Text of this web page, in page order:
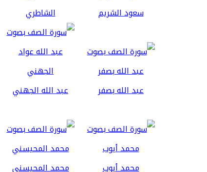
سعود الشريم الشاطري
عبد الله بصفر عبد الله الجهني
محمد أيوب محمد المحيسني